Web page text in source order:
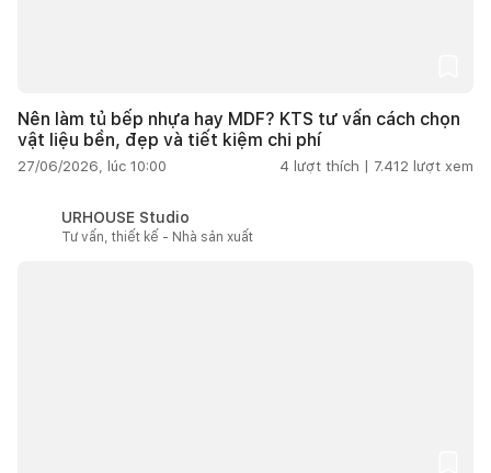
Nên làm tủ bếp nhựa hay MDF? KTS tư vấn cách chọn
vật liệu bền, đẹp và tiết kiệm chi phí
27/06/2026, lúc 10:00 4 lượt thích | 7.412 lượt xem
URHOUSE Studio
Tư vấn, thiết kế - Nhà sản xuất